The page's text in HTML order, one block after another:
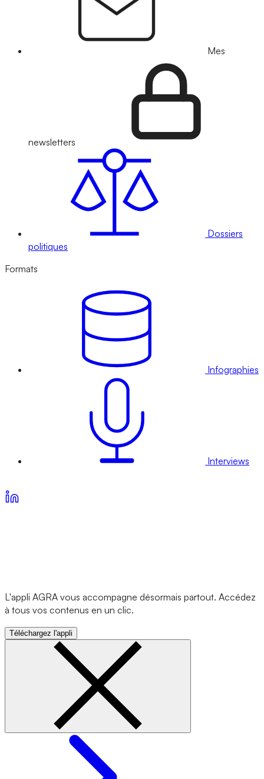
Mes
newsletters
Dossiers
politiques
Formats
Infographies
Interviews
L'appli AGRA vous accompagne désormais partout. Accédez
à tous vos contenus en un clic.
Téléchargez l'appli